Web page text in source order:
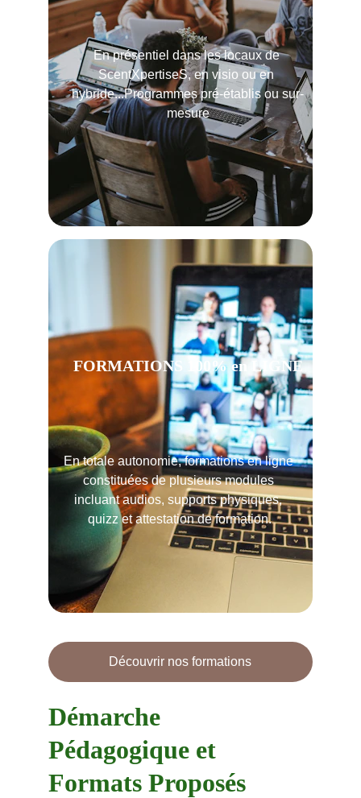
En présentiel dans les locaux de
ScentXpertiseS, en visio ou en
hybride...Programmes pré-établis ou sur-
mesure
FORMATIONS 100% en LIGNE
En totale autonomie, formations en ligne
constituées de plusieurs modules
incluant audios, supports physiques,
quizz et attestation de formation.
Démarche
Pédagogique et
Formats Proposés
Découvrir nos formations